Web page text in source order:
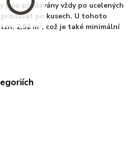
jsou prodávány vždy po ucelených
po kusech. U tohoto
2,92 m2, což je také minimální